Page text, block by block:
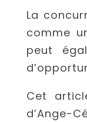
La
comme
peut
Cet
d’Ange-